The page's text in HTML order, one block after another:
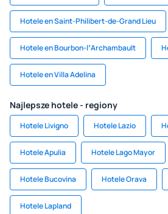
Hotele en Saint-Philibert-de-Grand Lieu
Hotele en Bourbon-lʼArchambault
Hotele en Villa Adelina
Najlepsze hotele - regiony
Hotele Livigno Hotele Lazio
Hotele Apulia Hotele Lago Mayor
Hotele Bucovina Hotele Orava
Hotele Lapland